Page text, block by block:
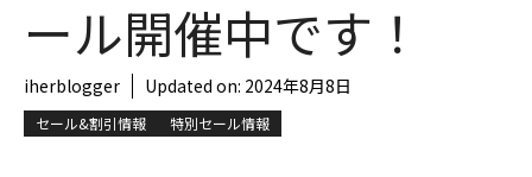
ール開催中です！
iherblogger Updated on: 2024年8月8日
セール&割引情報 特別セール情報